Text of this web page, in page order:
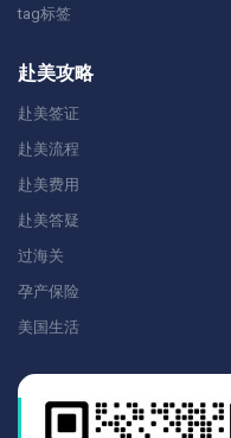
tag标签
赴美攻略
赴美签证
赴美流程
赴美费用
赴美答疑
过海关
孕产保险
美国生活